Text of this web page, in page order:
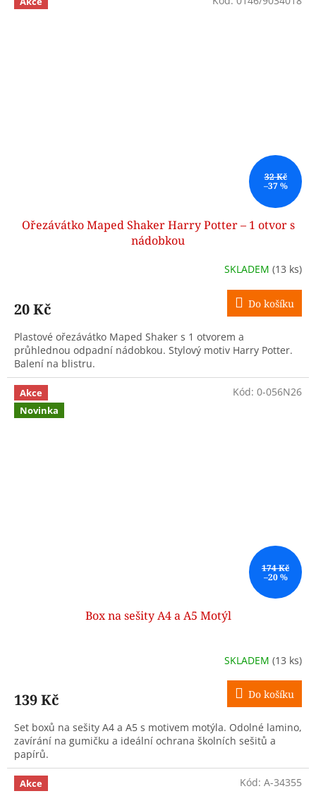
32 Kč
–37 %
Ořezávátko Maped Shaker Harry Potter – 1 otvor s
nádobkou
SKLADEM (13 ks)
20 Kč Do košíku
Plastové ořezávátko Maped Shaker s 1 otvorem a
průhlednou odpadní nádobkou. Stylový motiv Harry Potter.
Balení na blistru.
Akce
Novinka
174 Kč
–20 %
Box na sešity A4 a A5 Motýl
SKLADEM (13 ks)
139 Kč Do košíku
Set boxů na sešity A4 a A5 s motivem motýla. Odolné lamino,
zavírání na gumičku a ideální ochrana školních sešitů a
papírů.
Kód: 0-056N26
Akce Kód: A-34355